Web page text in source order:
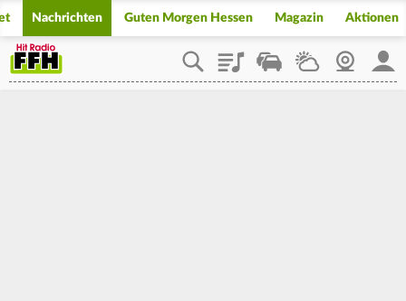
Nachrichten Guten Morgen Hessen Magazin Aktionen
PlaylistStaupilotWetterWebcam